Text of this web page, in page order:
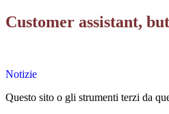
Customer assistant,
Notizie
Questo sito o gli strumenti terzi da